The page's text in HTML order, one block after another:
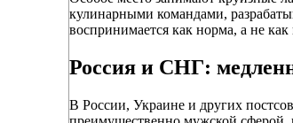
кулинарными командами,
воспринимается как норма, а не
Россия и СНГ:
В России, Украине и других